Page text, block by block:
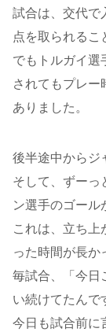
試合は、交代で
点を取られるこ
でもトルガイ選
されてもプレー
ありました。
後半途中からジ
そして、ずーっ
ン選手のゴール
これは、立ち上
った時間が長か
毎試合、「今日
い続けてたんで
今日も試合前に